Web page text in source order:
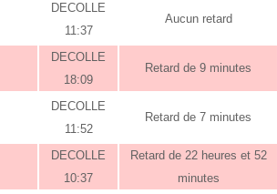
DECOLLE
11:37
Aucun retard
DECOLLE
18:09
Retard de 9 minutes
DECOLLE
11:52
Retard de 7 minutes
DECOLLE
10:37
Retard de 22 heures et 52
minutes